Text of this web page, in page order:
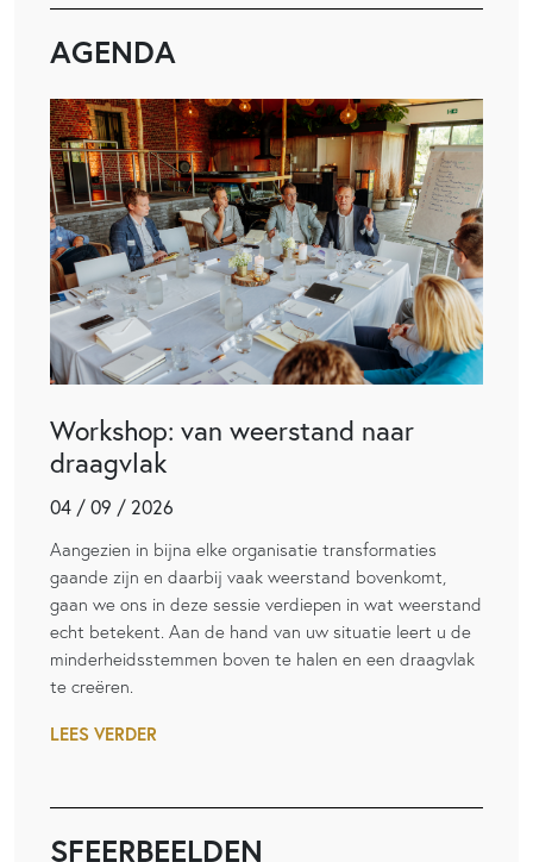
AGENDA
Workshop: van weerstand naar
draagvlak
04 / 09 / 2026
Aangezien in bijna elke organisatie transformaties
gaande zijn en daarbij vaak weerstand bovenkomt,
gaan we ons in deze sessie verdiepen in wat weerstand
echt betekent. Aan de hand van uw situatie leert u de
minderheidsstemmen boven te halen en een draagvlak
te creëren.
LEES VERDER
SFEERBEELDEN